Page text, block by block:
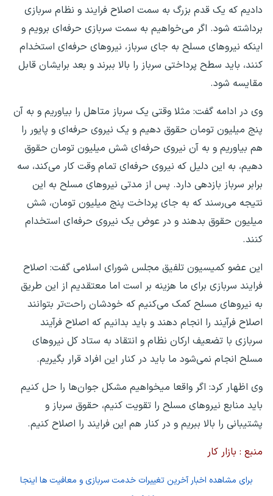
دادیم که یک قدم بزرگ به سمت اصلاح فرایند و نظام سربازی
برداشته شود. اگر می‌خواهیم به سمت سربازی حرفه‌ای برویم و
اینکه نیروهای مسلح به جای سرباز، نیروهای حرفه‌ای استخدام
کنند، باید سطح پرداختی سرباز را بالا ببرند و بعد برایشان قابل
مقایسه شود.
وی در ادامه گفت: مثلا وقتی یک سرباز متاهل را بیاوریم و به آن
پنج میلیون تومان حقوق دهیم و یک نیروی حرفه‌ای و پایور را
هم بیاوریم و به آن نیروی حرفه‌ای شش میلیون تومان حقوق
دهیم، به این دلیل که نیروی حرفه‌ای تمام وقت کار می‌کند، سه
برابر سرباز بازدهی دارد. پس از مدتی نیروهای مسلح به این
نتیجه می‌رسند که به جای پرداخت پنج میلیون تومان، شش
میلیون حقوق بدهند و در عوض یک نیروی حرفه‌ای استخدام
کنند.
این عضو کمیسیون تلفیق مجلس شورای اسلامی گفت: اصلاح
فرایند سربازی برای ما هزینه بر است اما معتقدیم از این طریق
به نیروهای مسلح کمک می‌کنیم که خودشان راحت‌تر بتوانند
اصلاح فرآیند را انجام دهند و باید بدانیم که اصلاح فرآیند
سربازی با تضعیف ارکان نظام و انتقاد به ستاد کل نیروهای
مسلح انجام نمی‌شود ما باید در کنار این افراد قرار بگیریم.
وی اظهار کرد: اگر واقعا میخواهیم مشکل جوان‌ها را حل کنیم
باید منابع نیروهای مسلح را تقویت کنیم، حقوق سرباز و
پشتیبانی را بالا ببریم و در کنار هم این فرایند را اصلاح کنیم.
منبع : بازار کار
برای مشاهده اخبار آخرین تغییرات خدمت سربازی و معافیت ها اینجا